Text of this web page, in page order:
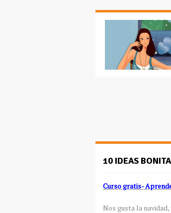
10 IDEAS
Curso gratis-
Nos gusta la